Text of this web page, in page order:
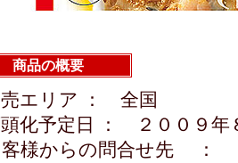
商品の概要
売エリア ： 全国
頭化予定日 ： ２００９年
客様からの問合せ先 ：